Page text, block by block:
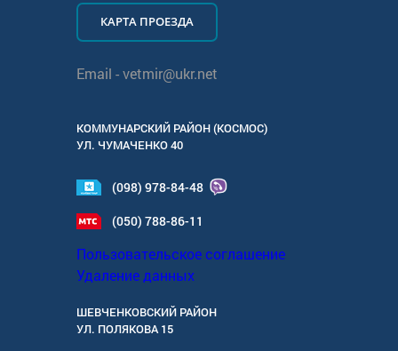
КАРТА ПРОЕЗДА
Email -vetmir@ukr.net
КОММУНАРСКИЙ РАЙОН (КОСМОС)
УЛ. ЧУМАЧЕНКО 40
(098) 978-84-48
(050) 788-86-11
Пользовательское соглашение
Удаление данных
ШЕВЧЕНКОВСКИЙ РАЙОН
УЛ. ПОЛЯКОВА 15